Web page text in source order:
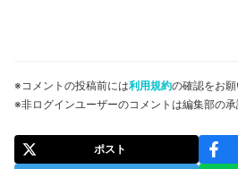
※コメントの投稿前には利用規約の確認をお願
※非ログインユーザーのコメントは編集部の承
ポスト